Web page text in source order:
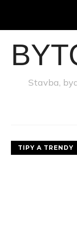
Stavba,
TIPY A TRENDY